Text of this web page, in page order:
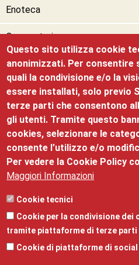
Enoteca
Osservatorio
Collabora con noi
Il nostro impegno
Il Palazzo
©2025 Palazzo Roccabruna,
0461/887101 - Partita
Questo sito utilizza cookie
anonimizzati. Per consentire
quali la condivisione e/o la
essere installati, solo previo
terze parti che consentono
gli utenti. Tramite questo
cookies, selezionare le
consente l’utilizzo e/o
Per vedere la Cookie Policy
Maggiori Informazioni
Cookie tecnici
Cookie per la condivisione
tramite piattaforme di terze parti
Cookie di piattaforme di